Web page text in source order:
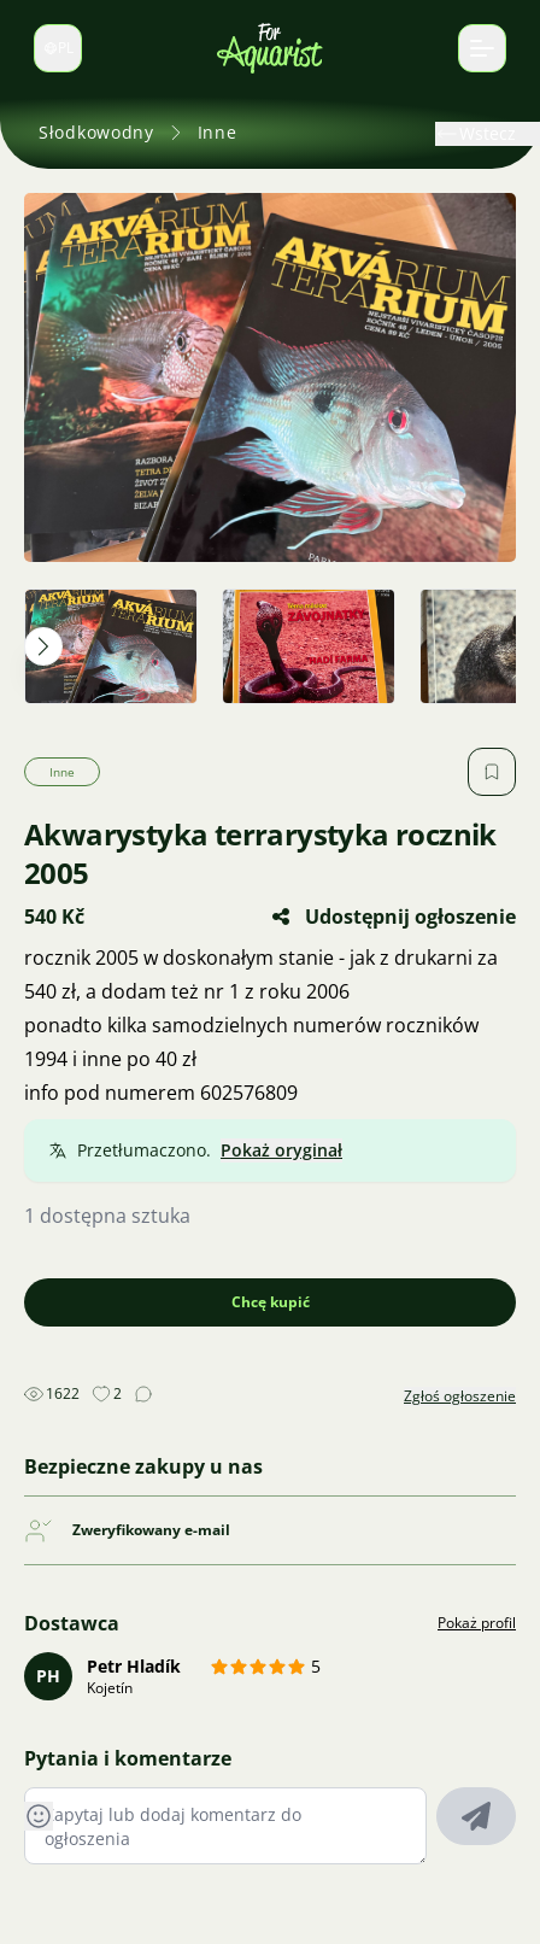
Zmień język
Słodkowodny Inne
Inne
Akwarystyka terrarystyka rocznik
2005
540 Kč
Udostępnij ogłoszenie
rocznik 2005 w doskonałym stanie - jak z drukarni za
540 zł, a dodam też nr 1 z roku 2006
ponadto kilka samodzielnych numerów roczników
1994 i inne po 40 zł
info pod numerem 602576809
Przetłumaczono. Pokaż oryginał
1 dostępna sztuka
Chcę kupić
1622 2 Zgłoś ogłoszenie
Bezpieczne zakupy u nas
Zweryfikowany e-mail
Dostawca Pokaż profil
PH Petr Hladík 5
Kojetín
Pytania i komentarze